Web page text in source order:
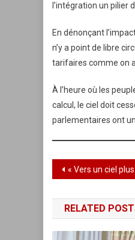
l’intégration un pilier
En dénonçant
n’y a point de libre
tarifaires comme on
À l’heure où les
calcul, le ciel doit
parlementaires ont
de
l’article
« Vers un ciel plus léger : cap sur la baisse
RELATED